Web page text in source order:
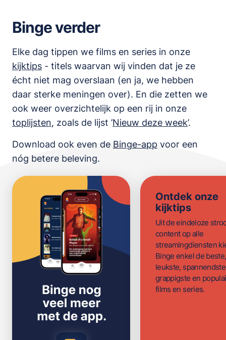
Binge verder
Elke dag tippen we films en series in onze
kijktips - titels waarvan wij vinden dat je ze
écht niet mag overslaan (en ja, we hebben
daar sterke meningen over). En die zetten we
ook weer overzichtelijk op een rij in onze
toplijsten, zoals de lijst ’Nieuw deze week’.
Download ook even de Binge-app voor een
nóg betere beleving.
Ontdek onze
kijktips
Uit de eindeloze
content op alle
streamingdiensten
Binge enkel de beste,
leukste,
grappigste en
films en series.